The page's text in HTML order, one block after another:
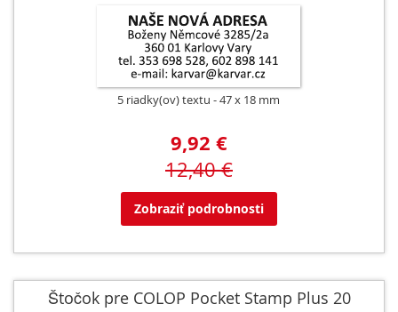
5 riadky(ov) textu 47 x 18 mm
9,92 €
12,40 €
Zobraziť podrobnosti
Štočok pre COLOP Pocket Stamp Plus 20